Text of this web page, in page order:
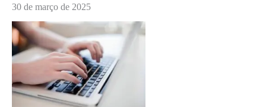
30 de março de 2025